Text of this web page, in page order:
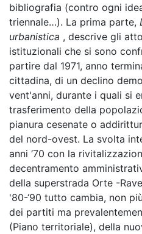
bibliografia (contro ogni
triennale…). La prima parte,
urbanistica , descrive gli
istituzionali che si sono
partire dal 1971, anno
cittadina, di un declino
vent'anni, durante i quali si
trasferimento della
pianura cesenate o
del nord-ovest. La svolta
anni ‘70 con la
decentramento
della superstrada Orte -
'80-‘90 tutto cambia, non
dei partiti ma
(Piano territoriale), della